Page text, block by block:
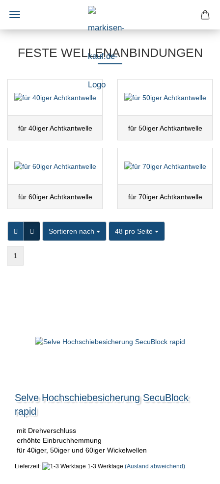
FESTE WELLENANBINDUNGEN
für 40iger Achtkantwelle für 50iger Achtkantwelle
für 60iger Achtkantwelle für 70iger Achtkantwelle
Sortieren nach
Sortieren nach 48 pro Seite
pro Seite
1
Selve Hochschiebesicherung SecuBlock
rapid
mit Drehverschluss
erhöhte Einbruchhemmung
für 40iger, 50iger und 60iger Wickelwellen
Lieferzeit: 1-3 Werktage (Ausland abweichend)